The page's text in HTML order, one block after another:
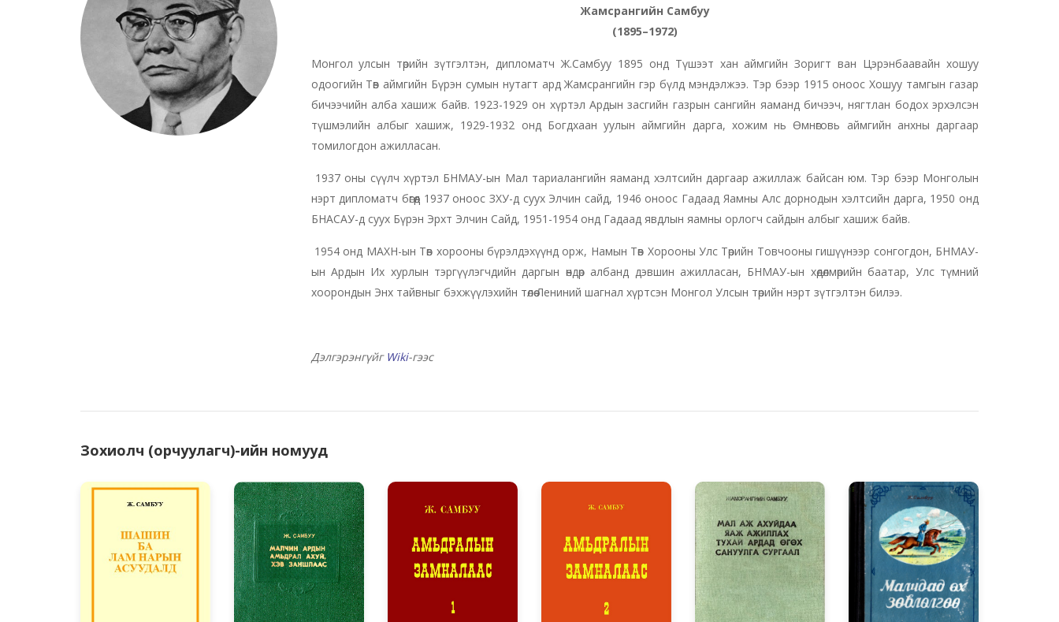
Жамсрангийн Самбуу
(1895–1972)
Монгол улсын төрийн зүтгэлтэн, дипломатч Ж.Самбуу 1895 онд Түшээт хан аймгийн Зоригт ван Цэрэнбаавайн хошуу
одоогийн Төв аймгийн Бүрэн сумын нутагт ард Жамсрангийн гэр бүлд мэндэлжээ. Тэр бээр 1915 оноос Хошуу тамгын газар
бичээчийн алба хашиж байв. 1923-1929 он хүртэл Ардын засгийн газрын сангийн яаманд бичээч, нягтлан бодох эрхэлсэн
түшмэлийн албыг хашиж, 1929-1932 онд Богдхаан уулын аймгийн дарга, хожим нь Өмнөговь аймгийн анхны даргаар
томилогдон ажилласан.
1937 оны сүүлч хүртэл БНМАУ-ын Мал тариалангийн яаманд хэлтсийн даргаар ажиллаж байсан юм. Тэр бээр Монголын
нэрт дипломатч бөгөөд 1937 оноос ЗХУ-д суух Элчин сайд, 1946 оноос Гадаад Яамны Алс дорнодын хэлтсийн дарга, 1950 онд
БНАСАУ-д суух Бүрэн Эрхт Элчин Сайд, 1951-1954 онд Гадаад явдлын яамны орлогч сайдын албыг хашиж байв.
1954 онд МАХН-ын Төв хорооны бүрэлдэхүүнд орж, Намын Төв Хорооны Улс Төрийн Товчооны гишүүнээр сонгогдон, БНМАУ-
ын Ардын Их хурлын тэргүүлэгчдийн даргын өндөр албанд дэвшин ажилласан, БНМАУ-ын хөдөлмөрийн баатар, Улс түмний
хоорондын Энх тайвныг бэхжүүлэхийн төлөө Лениний шагнал хүртсэн Монгол Улсын төрийн нэрт зүтгэлтэн билээ.
Дэлгэрэнгүйг Wiki-гээс
Зохиолч (орчуулагч)-ийн номууд